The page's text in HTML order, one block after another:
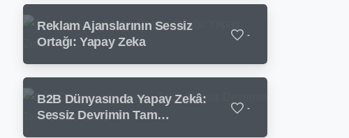
Reklam Ajanslarının Sessiz
Ortağı: Yapay Zeka
-
B2B Dünyasında Yapay Zekâ:
Sessiz Devrimin Tam
-